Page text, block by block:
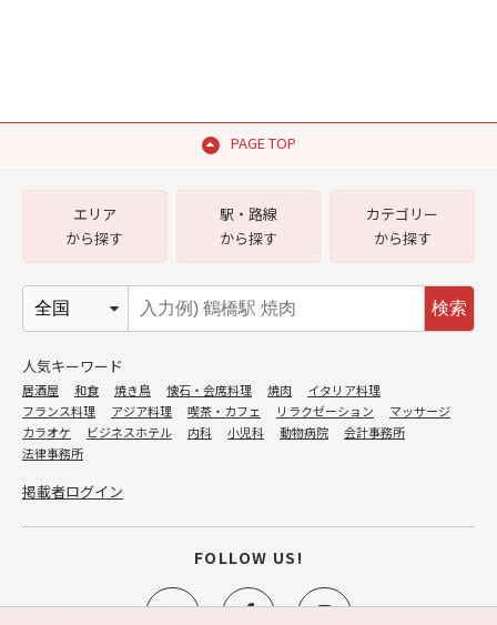
PAGE TOP
エリア
から探す
駅・路線
から探す
カテゴリー
から探す
検索
人気キーワード
居酒屋 和食 焼き鳥 懐石・会席料理 焼肉
イタリア料理
フランス料理
アジア料理 喫茶・カフェ リラクゼーション
マッサージ
カラオケ
ビジネスホテル 内科 小児科 動物病院
会計事務所
法律事務所
掲載者ログイン
FOLLOW US!